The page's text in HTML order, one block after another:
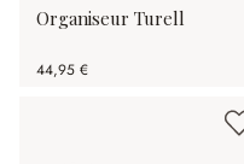
Organiseur Turell
44,95 €